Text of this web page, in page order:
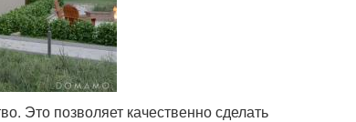
Это позволяет качественно сделать